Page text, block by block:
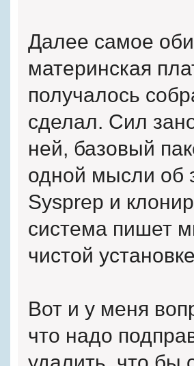
Далее самое
материнская
получалось
сделал. Сил
ней, базовый
одной мысли об
Sysprep и
система пишет
чистой
Вот и у меня
что надо